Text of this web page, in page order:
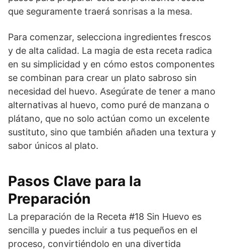
que seguramente traerá sonrisas a la mesa.
Para comenzar, selecciona ingredientes frescos
y de alta calidad. La magia de esta receta radica
en su simplicidad y en cómo estos componentes
se combinan para crear un plato sabroso sin
necesidad del huevo. Asegúrate de tener a mano
alternativas al huevo, como puré de manzana o
plátano, que no solo actúan como un excelente
sustituto, sino que también añaden una textura y
sabor únicos al plato.
Pasos Clave para la
Preparación
La preparación de la Receta #18 Sin Huevo es
sencilla y puedes incluir a tus pequeños en el
proceso, convirtiéndolo en una divertida